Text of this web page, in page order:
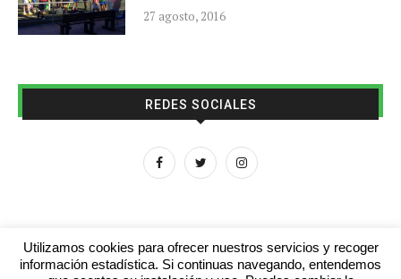
27 agosto, 2016
REDES SOCIALES
Utilizamos cookies para ofrecer nuestros servicios y recoger
información estadística. Si continuas navegando, entendemos